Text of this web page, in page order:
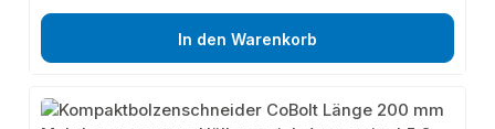
In den Warenkorb